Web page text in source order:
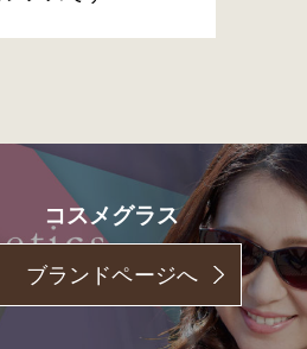
コスメグラス
ブランドページへ